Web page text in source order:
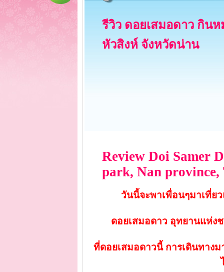
รีวิว ดอยเสมอดาว กิน
หัวสิงห์ จังหวัดน่าน
Review Doi Samer
park, Nan
วันนี้จะพาเพื่อนๆมาเที่ย
ดอยเสมอดาว อุทยานแห่ง
ที่ดอยเสมอดาวนี้ การเดินทาง